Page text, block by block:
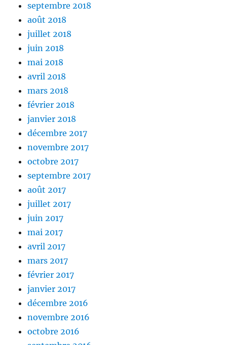
septembre 2018
août 2018
juillet 2018
juin 2018
mai 2018
avril 2018
mars 2018
février 2018
janvier 2018
décembre 2017
novembre 2017
octobre 2017
septembre 2017
août 2017
juillet 2017
juin 2017
mai 2017
avril 2017
mars 2017
février 2017
janvier 2017
décembre 2016
novembre 2016
octobre 2016